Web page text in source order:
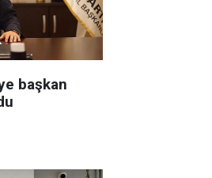
başkan